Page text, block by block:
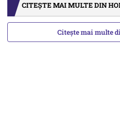
CITEȘTE MAI MULTE DIN
Citește mai multe